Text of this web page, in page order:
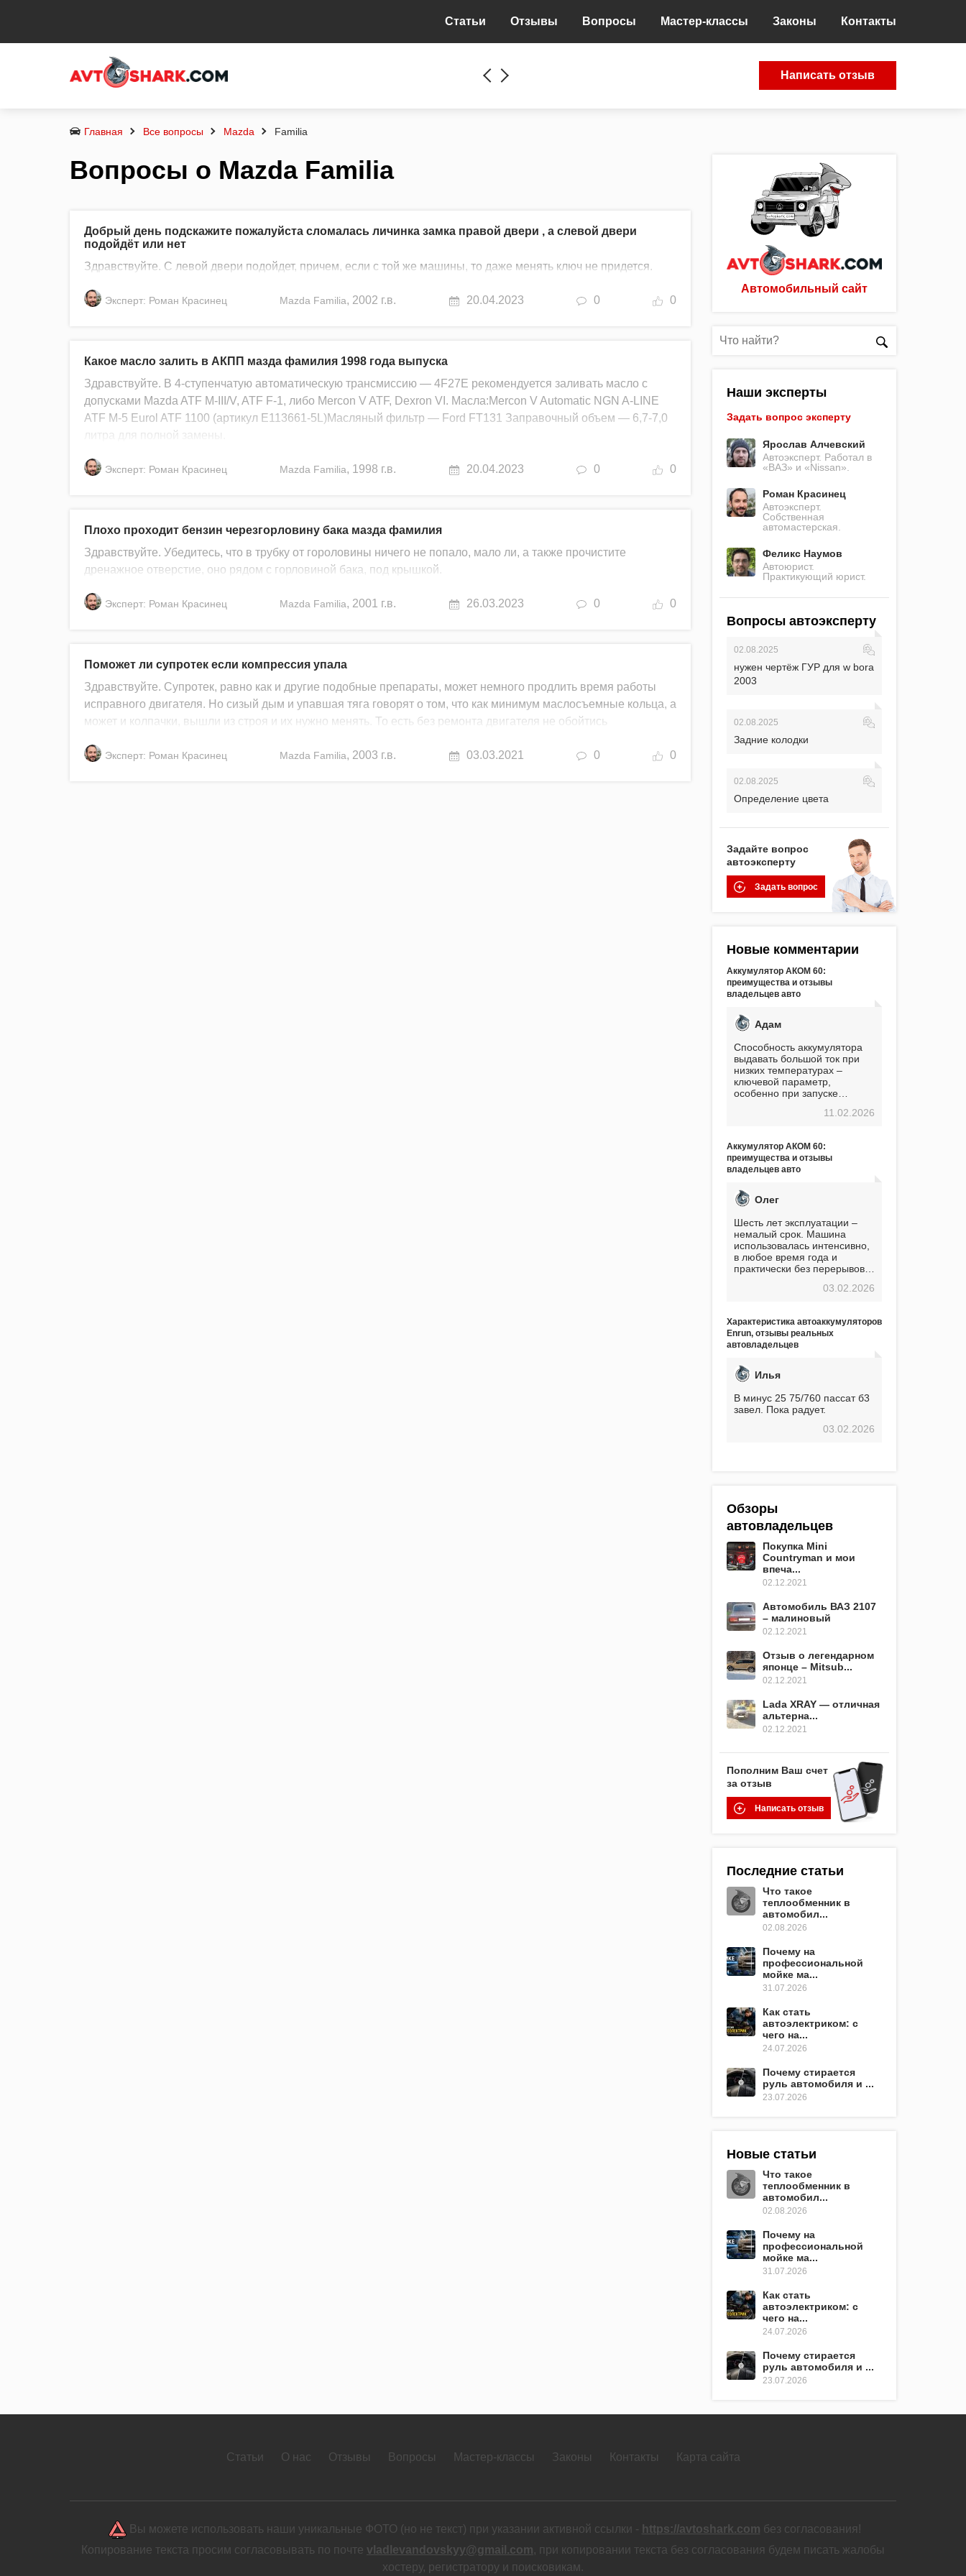
Статьи Отзывы Вопросы Мастер-классы Законы Контакты
Написать отзыв
Главная Все вопросы Mazda Familia
Вопросы о Mazda Familia
Добрый день подскажите пожалуйста сломалась личинка замка правой двери , а слевой двери
подойдёт или нет
Здравствуйте. С левой двери подойдет, причем, если с той же машины, то даже менять ключ не придется.
Эксперт: Роман Красинец Mazda Familia, 2002 г.в. 20.04.2023 0 0
Какое масло залить в АКПП мазда фамилия 1998 года выпуска
Здравствуйте. В 4-ступенчатую автоматическую трансмиссию — 4F27E рекомендуется заливать масло с
допусками Mazda ATF M-III/V, ATF F-1, либо Mercon V ATF, Dexron VI. Масла:Mercon V Automatic NGN A-LINE
ATF M-5 Eurol ATF 1100 (артикул E113661-5L)Масляный фильтр — Ford FT131 Заправочный объем — 6,7-7,0
литра для полной замены.
Эксперт: Роман Красинец Mazda Familia, 1998 г.в. 20.04.2023 0 0
Плохо проходит бензин черезгорловину бака мазда фамилия
Здравствуйте. Убедитесь, что в трубку от гороловины ничего не попало, мало ли, а также прочистите
дренажное отверстие, оно рядом с горловиной бака, под крышкой.
Эксперт: Роман Красинец Mazda Familia, 2001 г.в. 26.03.2023 0 0
Поможет ли супротек если компрессия упала
Здравствуйте. Супротек, равно как и другие подобные препараты, может немного продлить время работы
исправного двигателя. Но сизый дым и упавшая тяга говорят о том, что как минимум маслосъемные кольца, а
может и колпачки, вышли из строя и их нужно менять. То есть без ремонта двигателя не обойтись
Эксперт: Роман Красинец Mazda Familia, 2003 г.в. 03.03.2021 0 0
Автомобильный сайт
Наши эксперты
Задать вопрос эксперту
Ярослав Алчевский
Автоэксперт. Работал в
«ВАЗ» и «Nissan».
Роман Красинец
Автоэксперт.
Собственная
автомастерская.
Феликс Наумов
Автоюрист.
Практикующий юрист.
Вопросы автоэксперту
02.08.2025
нужен чертёж ГУР для w bora
2003
02.08.2025
Задние колодки
02.08.2025
Определение цвета
Задайте вопрос
автоэксперту
Задать вопрос
Новые комментарии
Аккумулятор АКОМ 60:
преимущества и отзывы
владельцев авто
Адам
Способность аккумулятора
выдавать большой ток при
низких температурах –
ключевой параметр,
особенно при запуске
показывает, что данный
стоимость. Долго сомневался
перед приобретением, но в
итоге ни разу не пожалел.
вложение, избавляющее от
головной боли, связанной с
АКБ. Подтверждаю
11.02.2026
Аккумулятор АКОМ 60:
преимущества и отзывы
владельцев авто
Олег
Шесть лет эксплуатации –
немалый срок. Машина
использовалась интенсивно,
в любое время года и
практически без перерывов.
экстремальные морозы,
прогревался, чтобы избежать
проблем. И тем не менее, за
весь период использования
связанной с аккумулятором.
Прекрасный аккумулятор!
Недавно установил новый
АКОМ + EFB 75. Судя по
характеристикам, он даже
превосходит предыдущую
03.02.2026
Характеристика автоаккумуляторов
Enrun, отзывы реальных
автовладельцев
Илья
В минус 25 75/760 пассат б3
завел. Пока радует.
03.02.2026
Обзоры
автовладельцев
Покупка Mini
Countryman и мои
впеча...
02.12.2021
Автомобиль ВАЗ 2107
– малиновый
02.12.2021
Отзыв о легендарном
японце – Mitsub...
02.12.2021
Lada XRAY — отличная
альтерна...
02.12.2021
Пополним Ваш счет
за отзыв
Написать отзыв
Последние статьи
Что такое
теплообменник в
автомобил...
02.08.2026
Почему на
профессиональной
мойке ма...
31.07.2026
Как стать
автоэлектриком: с
чего на...
24.07.2026
Почему стирается
руль автомобиля и ...
23.07.2026
Новые статьи
Что такое
теплообменник в
автомобил...
02.08.2026
Почему на
профессиональной
мойке ма...
31.07.2026
Как стать
автоэлектриком: с
чего на...
24.07.2026
Почему стирается
руль автомобиля и ...
23.07.2026
Статьи О нас Отзывы Вопросы Мастер-классы Законы Контакты Карта сайта
Вы можете использовать наши уникальные ФОТО (но не текст) при указании активной ссылки - https://avtoshark.com без согласования!
Копирование текста просим согласовывать по почте vladlevandovskyy@gmail.com, при копировании текста без согласования будем писать жалобы
хостеру, регистратору и поисковикам.